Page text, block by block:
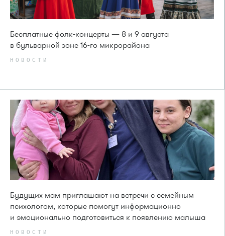
Бесплатные фолк-концерты — 8 и 9 августа
в бульварной зоне 16-го микрорайона
НОВОСТИ
Будущих мам приглашают на встречи с семейным
психологом, которые помогут информационно
и эмоционально подготовиться к появлению малыша
НОВОСТИ